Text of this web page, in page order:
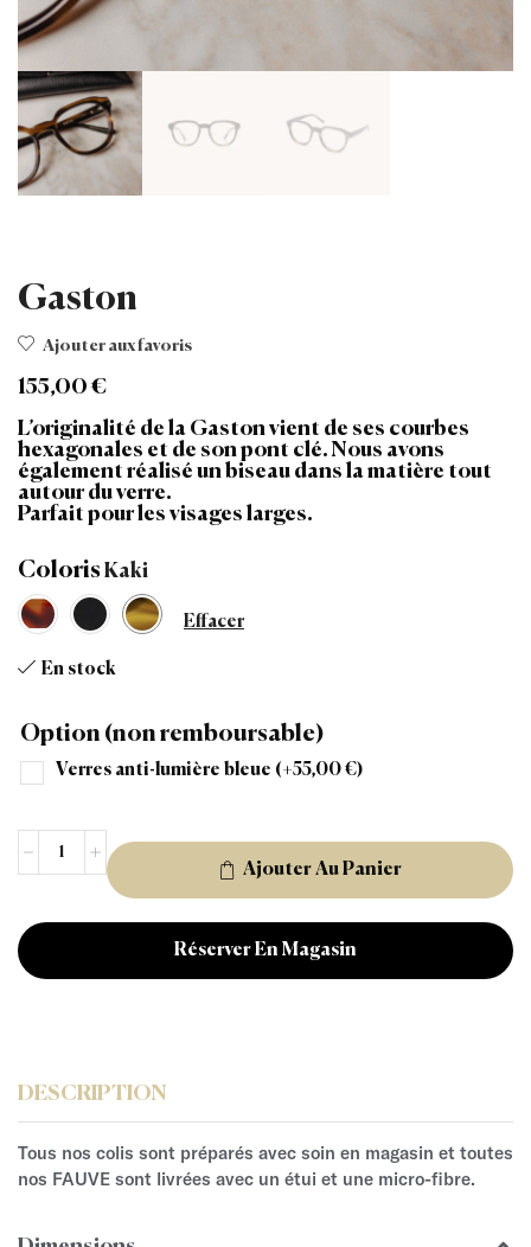
Gaston
Ajouter aux favoris
155,00€
L’originalité de la Gaston vient de ses courbes
hexagonales et de son pont clé. Nous avons
également réalisé un biseau dans la matière tout
autour du verre.
Parfait pour les visages larges.
Coloris
Effacer
En stock
Option (non remboursable)
Verres anti-lumière bleue (+55,00 €)
Ajouter Au Panier
Réserver En Magasin
DESCRIPTION
Tous nos colis sont préparés avec soin en magasin et toutes
nos FAUVE sont livrées avec un étui et une micro-fibre.